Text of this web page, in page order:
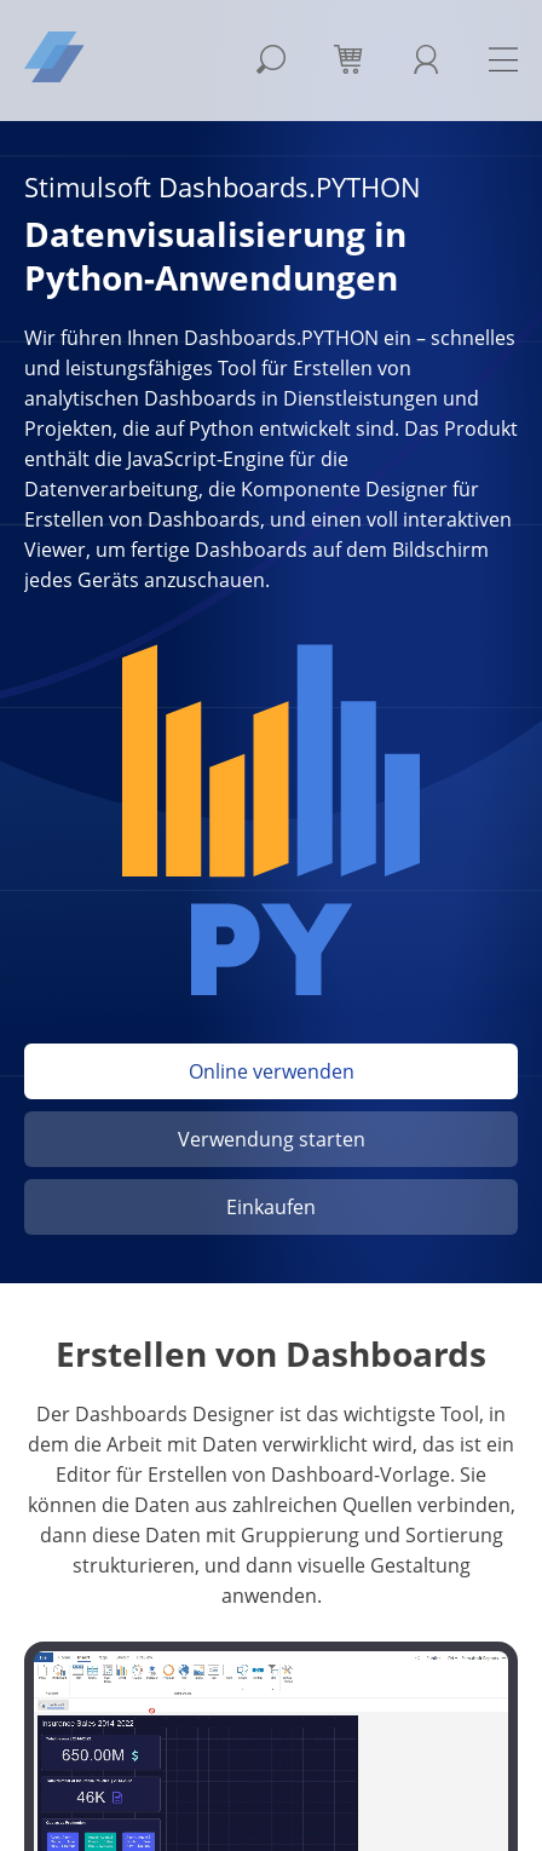
Stimulsoft Dashboards.PYTHON
Datenvisualisierung in
Python-Anwendungen
Wir führen Ihnen Dashboards.PYTHON ein – schnelles
und leistungsfähiges Tool für Erstellen von
analytischen Dashboards in Dienstleistungen und
Projekten, die auf Python entwickelt sind. Das Produkt
enthält die JavaScript-Engine für die
Datenverarbeitung, die Komponente Designer für
Erstellen von Dashboards, und einen voll interaktiven
Viewer, um fertige Dashboards auf dem Bildschirm
jedes Geräts anzuschauen.
Online verwenden
Verwendung starten
Einkaufen
Erstellen von Dashboards
Der Dashboards Designer ist das wichtigste Tool, in
dem die Arbeit mit Daten verwirklicht wird, das ist ein
Editor für Erstellen von Dashboard-Vorlage. Sie
können die Daten aus zahlreichen Quellen verbinden,
dann diese Daten mit Gruppierung und Sortierung
strukturieren, und dann visuelle Gestaltung
anwenden.